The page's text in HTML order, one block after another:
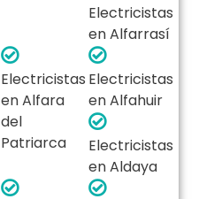
Electricistas
en Alfarrasí
Electricistas
en Alfara
del
Patriarca
Electricistas
en Alfahuir
Electricistas
en Aldaya